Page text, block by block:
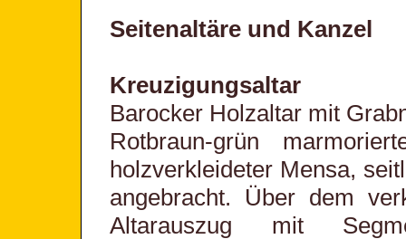
Seitenaltäre und Kanzel
Kreuzigungsaltar
Barocker Holzaltar mit
Rotbraun-grün
holzverkleideter Mensa,
angebracht. Über dem
Altarauszug mit